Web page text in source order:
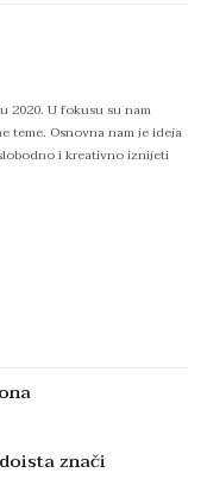
2020. U fokusu su nam
teme. Osnovna nam je ideja
i kreativno iznijeti
znači